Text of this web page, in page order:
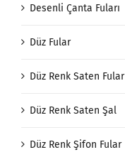
Desenli Çanta Fuları
Düz Fular
Düz Renk Saten Fular
Düz Renk Saten Şal
Düz Renk Şifon Fular